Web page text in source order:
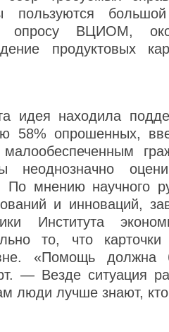
пользуются
опросу ВЦИОМ,
продуктовых
идея находила
58% опрошенных,
малообеспеченным
неоднозначно
По мнению научного
и инноваций,
Института
то, что
«Помощь
— Везде ситуация
люди лучше знают,